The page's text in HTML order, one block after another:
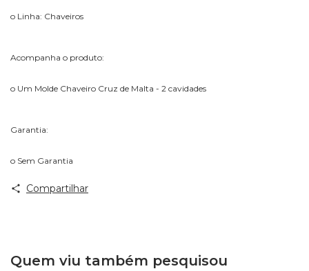
o Linha: Chaveiros
Acompanha o produto:
o Um Molde Chaveiro Cruz de Malta - 2 cavidades
Garantia:
o Sem Garantia
Compartilhar
Quem viu também pesquisou